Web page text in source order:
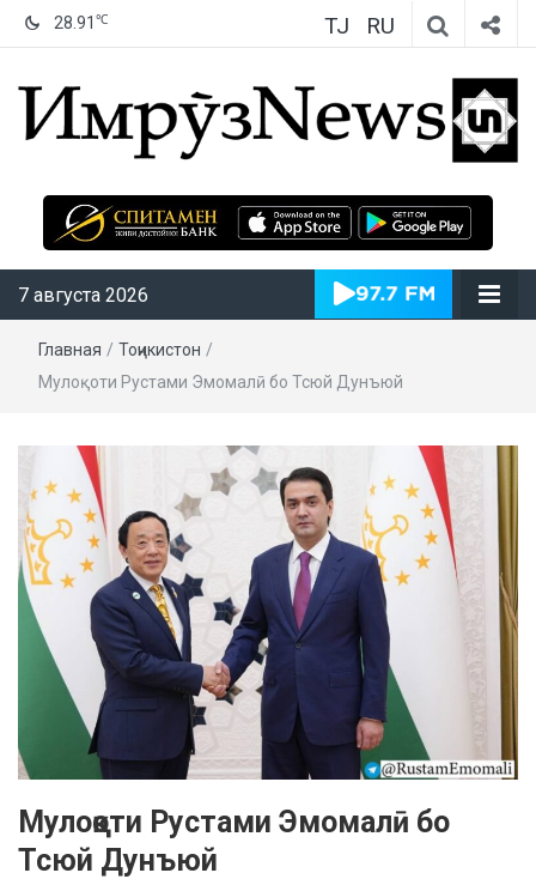
28.91 ℃ TJ RU
ИмрӯзNews
7 августа 2026
Главная / Тоҷикистон /
Мулоқоти Рустами Эмомалӣ бо Тсюй Дунъюй
Мулоқоти Рустами Эмомалӣ бо
Тсюй Дунъюй